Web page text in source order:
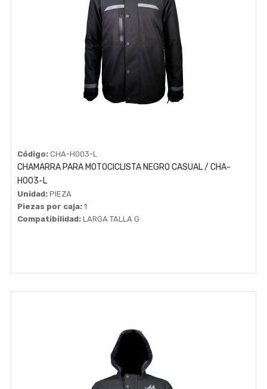
Código:CHA-H003-L
CHAMARRA PARA MOTOCICLISTA NEGRO CASUAL / CHA-
H003-L
Unidad: PIEZA
Piezas por caja: 1
Compatibilidad: LARGA TALLA G